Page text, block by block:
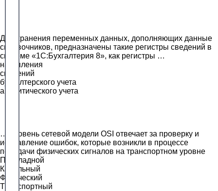
Для хранения переменных данных, дополняющих данные
справочников, предназначены такие регистры сведений в
системе «1С:Бухгалтерия 8», как регистры …
накопления
сведений
бухгалтерского учета
аналитического учета
… уровень сетевой модели OSI отвечает за проверку и
исправление ошибок, которые возникли в процессе
передачи физических сигналов на транспортном уровне
Прикладной
Канальный
Физический
Транспортный